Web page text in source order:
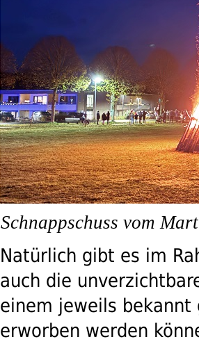
Schnappschuss vom
Natürlich gibt es im
auch die
einem jeweils bekannt
erworben werden